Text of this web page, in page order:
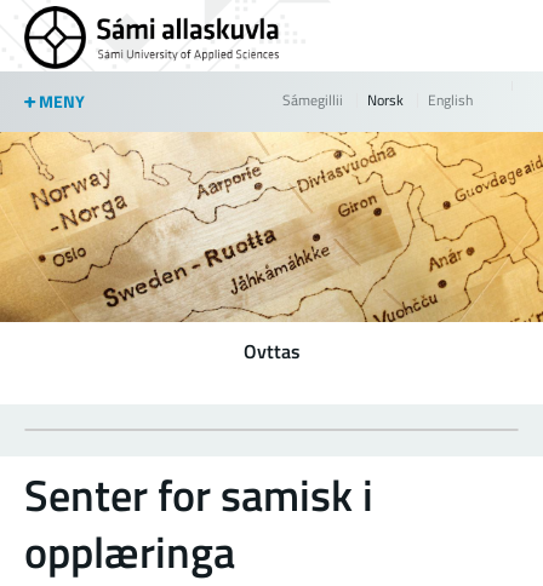
Jump to navigation
MENY Sámegillii Norsk English
Ovttas
Senter for samisk i
opplæringa